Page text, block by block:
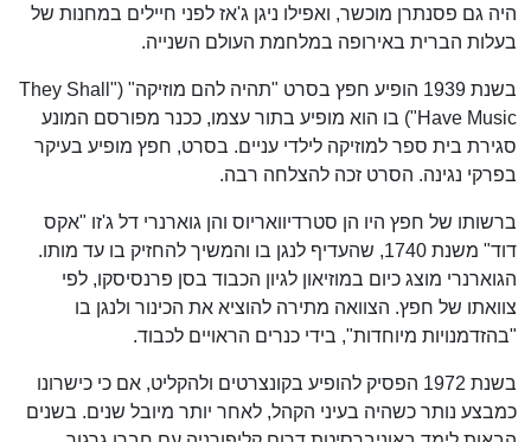
היה גם פסנתרן מוכשר, ואפילו ניגן ג'אז לפני חיילים במחנות של
בעלות הברית באירופה במלחמת העולם השנייה.
בשנת 1939 הופיע חפץ בסרט "תהיה להם מוזיקה" ("They Shall
Have Music") בו הוא מופיע בתור עצמו, ככנר מפורסם המונע
סגירת בית ספר למוזיקה לילדי עניים. בסרט, חפץ מופיע בעיקר
בפרקי נגינה. הסרט זכה להצלחה רבה.
ברשותו של חפץ היו הן סטרדיוואריוס והן גוארנרי דל ג'זו "אקס
דוד" משנת 1740, שהעדיף לנגן בו והמשיך להחזיק בו עד מותו.
הגוארנרי מוצג כיום במוזיאון לגיון הכבוד בסן פרנסיסקו, לפי
צוואתו של חפץ. הצוואה מתירה להוציא את הכינור ולנגן בו
"בהזדמנויות מיוחדות", בידי כנרים הראויים לכבוד.
בשנת 1972 הפסיק להופיע בקונצרטים ולהקליט, אם כי כישרונו
כמבצע נותר כשהיה בעיני הקהל, לאחר יותר מיובל שנים. בשנים